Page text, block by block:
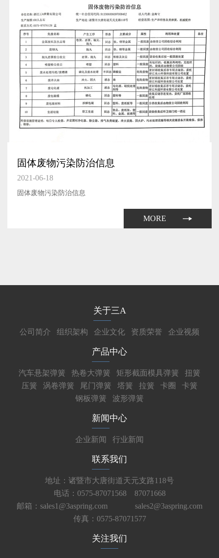
固体废物污染防治信息
2021-06-18
固体废物污染防治信息
MORE
关于三A
公司简介 组织架构 企业文化 资质荣誉 企业视频
产品中心
汽车悬架弹簧 热卷大弹簧 矩形截面模具弹簧
扭簧
压簧
涡卷弹簧 尾门弹簧 塔簧 拉簧 卡圈
卡簧
钢板弹簧
波形弹簧
新闻中心
企业新闻 行业新闻
联系我们
地址：诸暨市大唐街道天元支路118号
电话：0575-87071568 87071668
邮箱：sales1@3aspring.com
sales2@3aspring.com
传真：0575-87071577
关注我们